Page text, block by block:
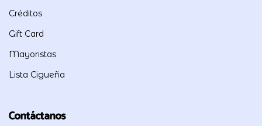
Créditos
Gift Card
Mayoristas
Lista Cigueña
Contáctanos